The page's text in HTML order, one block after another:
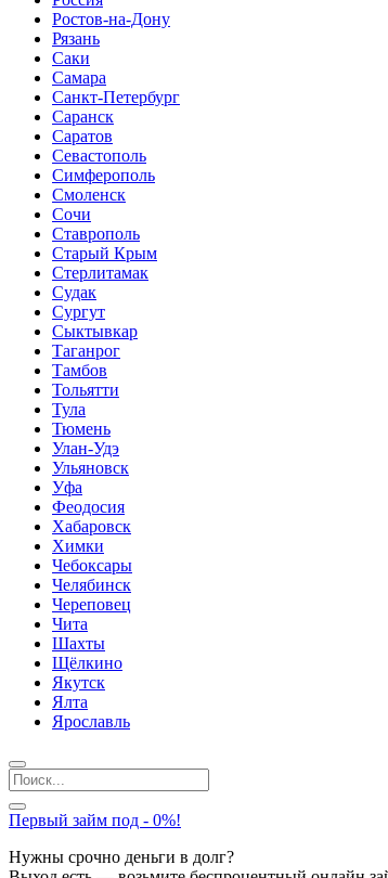
Ростов-на-Дону
Рязань
Саки
Самара
Санкт-Петербург
Саранск
Саратов
Севастополь
Симферополь
Смоленск
Сочи
Ставрополь
Старый Крым
Стерлитамак
Судак
Сургут
Сыктывкар
Таганрог
Тамбов
Тольятти
Тула
Тюмень
Улан-Удэ
Ульяновск
Уфа
Феодосия
Хабаровск
Химки
Чебоксары
Челябинск
Череповец
Чита
Шахты
Щёлкино
Якутск
Ялта
Ярославль
Первый займ под - 0%!
Нужны срочно деньги в долг?